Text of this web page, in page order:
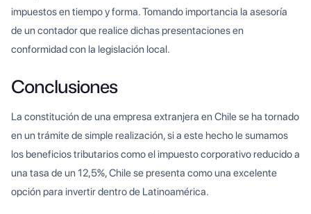
impuestos en tiempo y forma. Tomando importancia la asesoría
de un contador que realice dichas presentaciones en
conformidad con la legislación local.
Conclusiones
La constitución de una empresa extranjera en Chile se ha tornado
en un trámite de simple realización, si a este hecho le sumamos
los beneficios tributarios como el impuesto corporativo reducido a
una tasa de un 12,5%, Chile se presenta como una excelente
opción para invertir dentro de Latinoamérica.